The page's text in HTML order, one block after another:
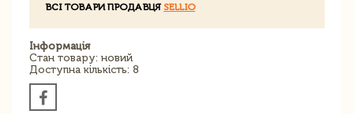
ВСІ ТОВАРИ ПРОДАВЦЯ SELLIO
Інформація
Стан товару: новий
Доступна кількість: 8